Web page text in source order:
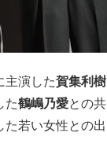
主演した賀集利樹
た鶴嶋乃愛との共
若い女性との出